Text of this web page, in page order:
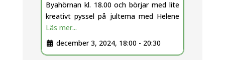
Byahörnan kl. 18.00 och börjar med lite
kreativt pyssel på jultema med Helene
Läs mer...
december 3, 2024, 18:00 - 20:30